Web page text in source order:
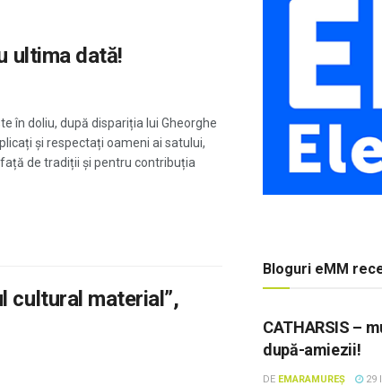
ultima dată!
în doliu, după dispariția lui Gheorghe
și respectați oameni ai satului,
de tradiții și pentru contribuția
cultural material”,
Bloguri eMM
CATHARSIS –
după-amiezii!
DE EMARAMUREȘ 29